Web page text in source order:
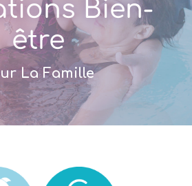
Bien-
être
La Famille